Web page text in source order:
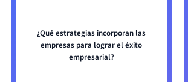
¿Qué estrategias incorporan las
empresas para lograr el éxito
empresarial?